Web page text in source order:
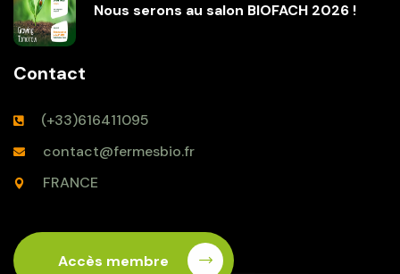
Nous serons au salon BIOFACH 2026 !
Contact
(+33)616411095
contact@fermesbio.fr
FRANCE
Accès membre